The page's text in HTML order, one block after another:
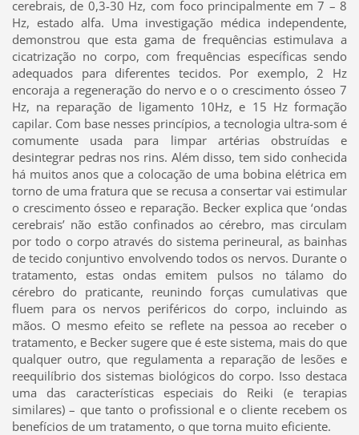
cerebrais, de 0,3-30 Hz, com foco principalmente em 7 – 8
Hz, estado alfa. Uma investigação médica independente,
demonstrou que esta gama de frequências estimulava a
cicatrização no corpo, com frequências específicas sendo
adequados para diferentes tecidos. Por exemplo, 2 Hz
encoraja a regeneração do nervo e o o crescimento ósseo 7
Hz, na reparação de ligamento 10Hz, e 15 Hz formação
capilar. Com base nesses princípios, a tecnologia ultra-som é
comumente usada para limpar artérias obstruídas e
desintegrar pedras nos rins. Além disso, tem sido conhecida
há muitos anos que a colocação de uma bobina elétrica em
torno de uma fratura que se recusa a consertar vai estimular
o crescimento ósseo e reparação. Becker explica que ‘ondas
cerebrais’ não estão confinados ao cérebro, mas circulam
por todo o corpo através do sistema perineural, as bainhas
de tecido conjuntivo envolvendo todos os nervos. Durante o
tratamento, estas ondas emitem pulsos no tálamo do
cérebro do praticante, reunindo forças cumulativas que
fluem para os nervos periféricos do corpo, incluindo as
mãos. O mesmo efeito se reflete na pessoa ao receber o
tratamento, e Becker sugere que é este sistema, mais do que
qualquer outro, que regulamenta a reparação de lesões e
reequilíbrio dos sistemas biológicos do corpo. Isso destaca
uma das características especiais do Reiki (e terapias
similares) – que tanto o profissional e o cliente recebem os
benefícios de um tratamento, o que torna muito eficiente.